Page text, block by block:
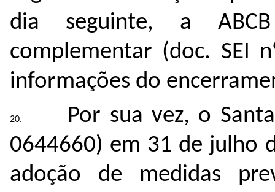
dia seguinte, a
complementar (doc. SEI
informações do
Por sua vez, o
0644660) em 31 de julho
adoção de medidas